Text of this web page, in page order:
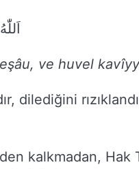
ve huvel
dilediğini
kalkmadan, Hak